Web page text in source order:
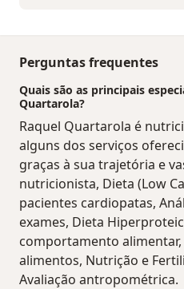
Perguntas frequentes
Quais são as principais
Quartarola?
Raquel Quartarola é
alguns dos serviços
graças à sua trajetória e
nutricionista, Dieta (Low
pacientes cardiopatas,
exames, Dieta
comportamento
alimentos, Nutrição e
Avaliação antropométrica.